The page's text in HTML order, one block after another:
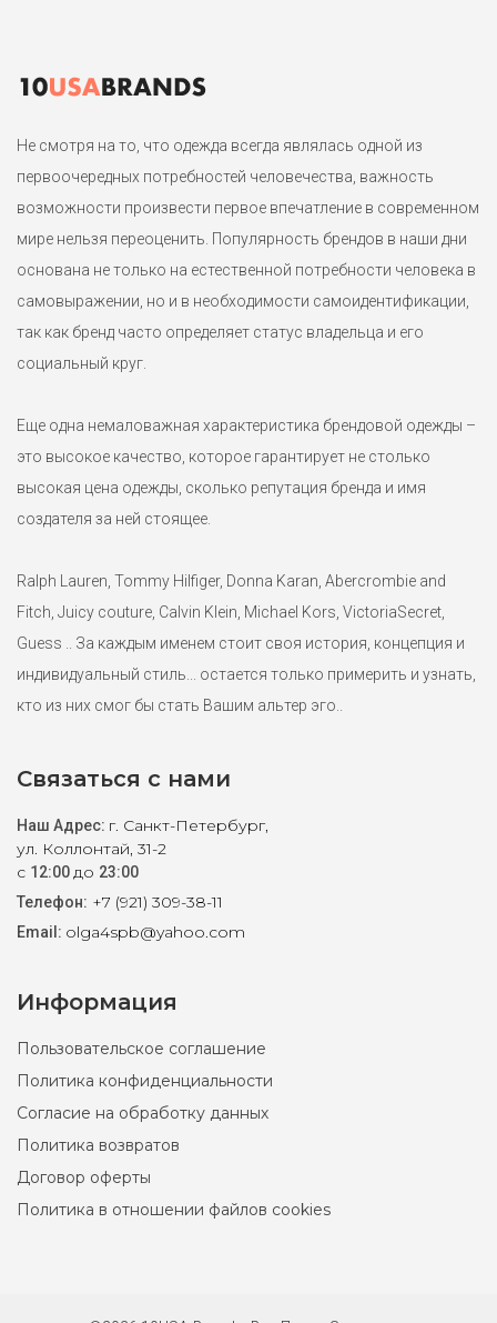
Не смотря на то, что одежда всегда являлась одной из
первоочередных потребностей человечества, важность
возможности произвести первое впечатление в современном
мире нельзя переоценить. Популярность брендов в наши дни
основана не только на естественной потребности человека в
самовыражении, но и в необходимости самоидентификации,
так как бренд часто определяет статус владельца и его
социальный круг.
Еще одна немаловажная характеристика брендовой одежды –
это высокое качество, которое гарантирует не столько
высокая цена одежды, сколько репутация бренда и имя
создателя за ней стоящее.
Ralph Lauren, Tommy Hilfiger, Donna Karan, Abercrombie and
Fitch, Juicy couture, Calvin Klein, Michael Kors, VictoriaSecret,
Guess .. За каждым именем стоит своя история, концепция и
индивидуальный стиль... остается только примерить и узнать,
кто из них смог бы стать Вашим альтер эго..
Связаться с нами
Наш Адрес: г. Санкт-Петербург,
ул. Коллонтай, 31-2
с 12:00до 23:00
Телефон: +7 (921) 309-38-11
Email: olga4spb@yahoo.com
Информация
Пользовательское соглашение
Политика конфиденциальности
Согласие на обработку данных
Политика возвратов
Договор оферты
Политика в отношении файлов cookies